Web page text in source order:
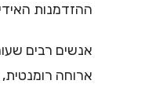
ההזדמנות
אנשים רבים
ארוחה